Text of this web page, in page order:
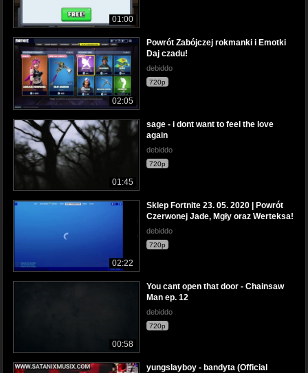
01:00
02:05
Powrót Zabójczej rokmanki i Emotki
Daj czadu!
debiddo
720p
01:45
sage - i dont want to feel the love
again
debiddo
720p
02:22
Sklep Fortnite 23. 05. 2020 | Powrót
Czerwonej Jade, Mgły oraz Werteksa!
debiddo
720p
00:58
You cant open that door - Chainsaw
Man ep. 12
debiddo
720p
yungslayboy - bandyta (Official